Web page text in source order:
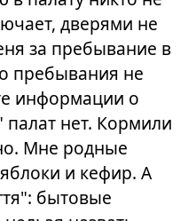
дверями не
за пребывание в
пребывания не
информации о
нет. Кормили
Мне родные
и кефир. А
бытовые